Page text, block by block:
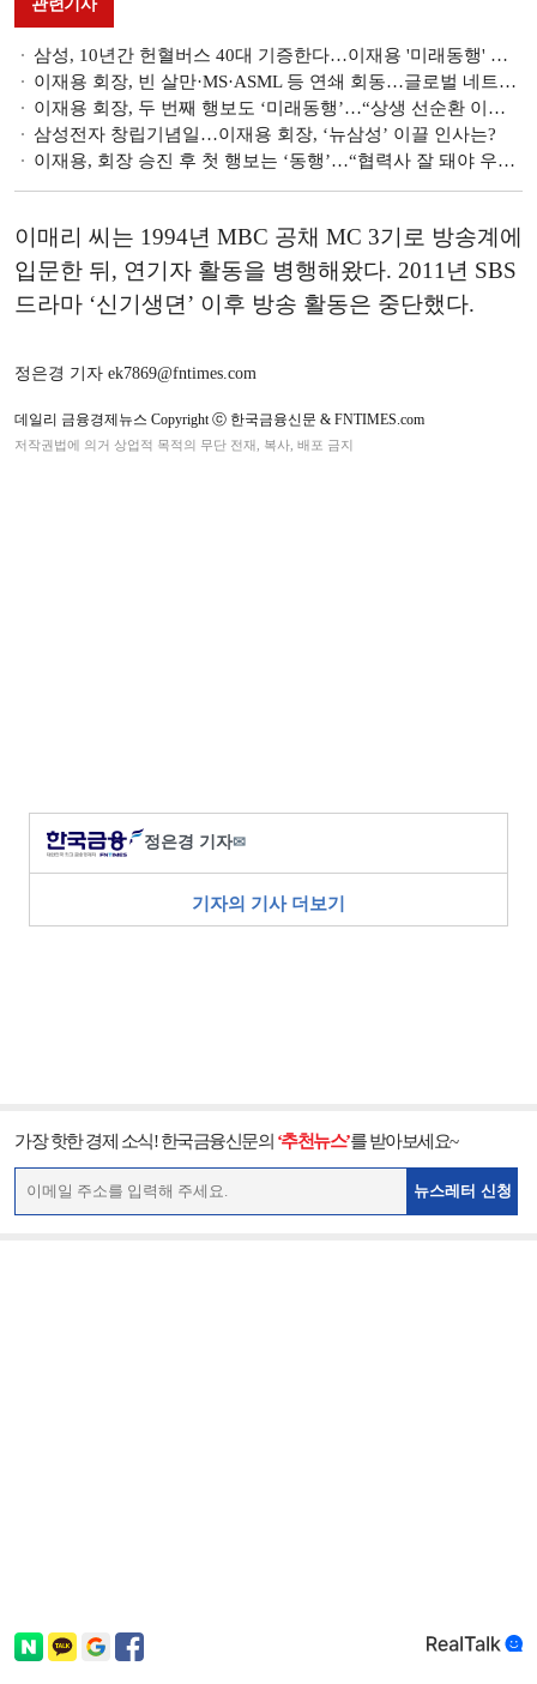
관련기사
삼성, 10년간 헌혈버스 40대 기증한다…이재용 '미래동행' 실천
이재용 회장, 빈 살만·MS·ASML 등 연쇄 회동…글로벌 네트워크 다진다
이재용 회장, 두 번째 행보도 ‘미래동행’…“상생 선순환 이뤄야”
삼성전자 창립기념일…이재용 회장, ‘뉴삼성’ 이끌 인사는?
이재용, 회장 승진 후 첫 행보는 ‘동행’…“협력사 잘 돼야 우리도 잘 돼”
이매리 씨는 1994년 MBC 공채 MC 3기로 방송계에
입문한 뒤, 연기자 활동을 병행해왔다. 2011년 SBS
드라마 ‘신기생뎐’ 이후 방송 활동은 중단했다.
정은경 기자 ek7869@fntimes.com
데일리 금융경제뉴스 Copyright ⓒ 한국금융신문 & FNTIMES.com
저작권법에 의거 상업적 목적의 무단 전재, 복사, 배포 금지
정은경 기자✉
기자의 기사 더보기
가장 핫한 경제 소식! 한국금융신문의 ‘추천뉴스’를 받아보세요~
뉴스레터 신청